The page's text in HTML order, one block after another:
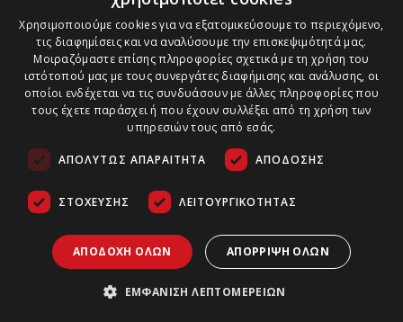
Χρησιμοποιούμε cookies για να εξατομικεύσουμε το περιεχόμενο,
τις διαφημίσεις και να αναλύσουμε την επισκεψιμότητά μας.
Μοιραζόμαστε επίσης πληροφορίες σχετικά με τη χρήση του
ιστότοπού μας με τους συνεργάτες διαφήμισης και ανάλυσης, οι
οποίοι ενδέχεται να τις συνδυάσουν με άλλες πληροφορίες που
τους έχετε παράσχει ή που έχουν συλλέξει από τη χρήση των
υπηρεσιών τους από εσάς.
ΑΠΟΛΎΤΩΣ ΑΠΑΡΑΊΤΗΤΑ ΑΠΌΔΟΣΗΣ
ΣΤΌΧΕΥΣΗΣ ΛΕΙΤΟΥΡΓΙΚΌΤΗΤΑΣ
ΑΠΟΔΟΧΉ ΌΛΩΝ ΑΠΌΡΡΙΨΗ ΌΛΩΝ
ΕΜΦΆΝΙΣΗ ΛΕΠΤΟΜΕΡΕΙΏΝ